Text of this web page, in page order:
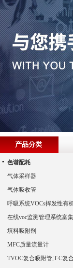
产品分类
色谱配耗
气体采样器
气体吸收管
呼吸系统VOCs挥发性有
在线voc监测管理系统富
填料吸附剂
MFC质量流量计
TVOC复合吸附管,T-C复